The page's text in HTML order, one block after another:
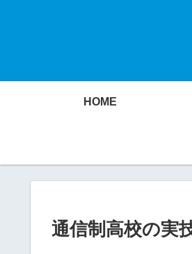
HOME
通信制高校の実